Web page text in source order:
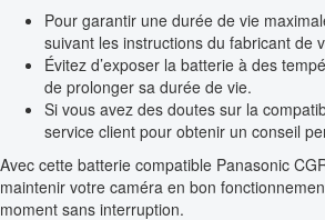
Pour garantir une durée de vie
suivant les instructions du fabricant de
Évitez d’exposer la batterie à des
de prolonger sa durée de vie.
Si vous avez des doutes sur la
service client pour obtenir un conseil
Avec cette batterie compatible Panasonic
maintenir votre caméra en bon
moment sans interruption.